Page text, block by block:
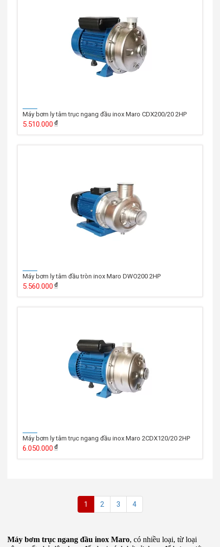
Máy bơm ly tâm trục ngang đầu inox Maro CDX200/20 2HP
5.510.000
Máy bơm ly tâm đầu tròn inox Maro DWO200 2HP
5.560.000
Máy bơm ly tâm trục ngang đầu inox Maro 2CDX120/20 2HP
6.050.000
1 2 3 4
Máy bơm trục ngang đầu inox Maro, có nhiều loại, từ loại